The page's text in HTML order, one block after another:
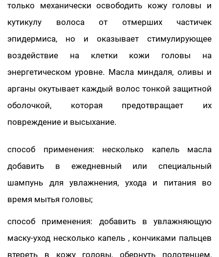
только механически освободить кожу головы и
кутикулу волоса от отмерших частичек
эпидермиса, но и оказывает стимулирующее
воздействие на клетки кожи головы на
энергетическом уровне. Масла миндаля, оливы и
арганы окутывает каждый волос тонкой защитной
оболочкой, которая предотвращает их
повреждение и высыхание.
способ применения: несколько капель масла
добавить в ежедневный или специальный
шампунь для увлажнения, ухода и питания во
время мытья головы;
способ применения: добавить в увлажняющую
маску-уход несколько капель , кончиками пальцев
втереть в кожу головы, обернуть полотенцем,